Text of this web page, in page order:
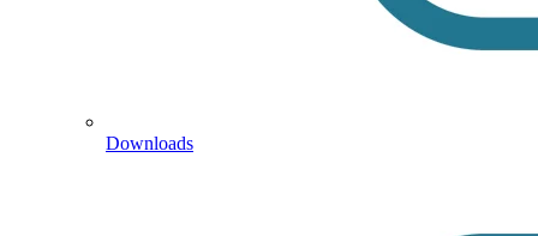
Downloads